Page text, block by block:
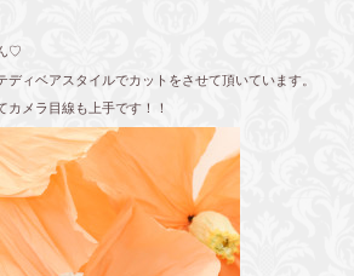
♡
ィベアスタイルでカットをさせて頂いています。
メラ目線も上手です！！